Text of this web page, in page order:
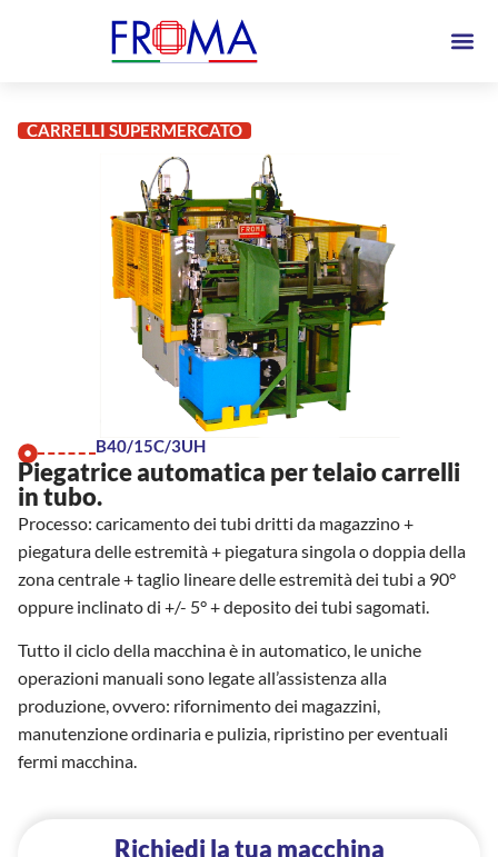
CARRELLI SUPERMERCATO
B40/15C/3UH
Piegatrice automatica per telaio carrelli
in tubo.
Processo: caricamento dei tubi dritti da magazzino +
piegatura delle estremità + piegatura singola o doppia della
zona centrale + taglio lineare delle estremità dei tubi a 90°
oppure inclinato di +/- 5° + deposito dei tubi sagomati.
Tutto il ciclo della macchina è in automatico, le uniche
operazioni manuali sono legate all’assistenza alla
produzione, ovvero: rifornimento dei magazzini,
manutenzione ordinaria e pulizia, ripristino per eventuali
fermi macchina.
Richiedi la tua macchina